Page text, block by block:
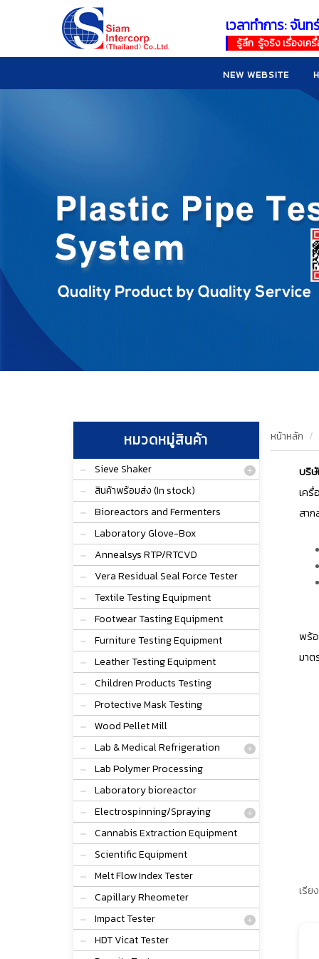
เวลาทำการ: จัน
รู้ลึก รู้จริง เรื่องเค
NEW WEBSITE
หมวดหมู่สินค้า
Sieve Shaker
สินค้าพร้อมส่ง (In stock)
Bioreactors and Fermenters
Laboratory Glove-Box
Annealsys RTP/RTCVD
Vera Residual Seal Force Tester
Textile Testing Equipment
Footwear Tasting Equipment
Furniture Testing Equipment
Leather Testing Equipment
Children Products Testing
Protective Mask Testing
Wood Pellet Mill
Lab & Medical Refrigeration
Lab Polymer Processing
Laboratory bioreactor
Electrospinning/Spraying
Cannabis Extraction Equipment
Scientific Equipment
Melt Flow Index Tester
Capillary Rheometer
Impact Tester
HDT Vicat Tester
หน้าหลัก
บริษั
เครื่
สาก
พร้
มาต
เรีย